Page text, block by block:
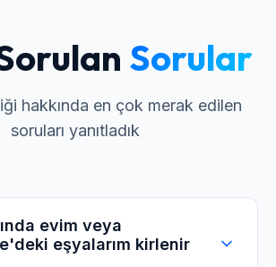
Sorular
hakkında en çok merak edilen
soruları yanıtladık
evim veya
eşyalarım kirlenir